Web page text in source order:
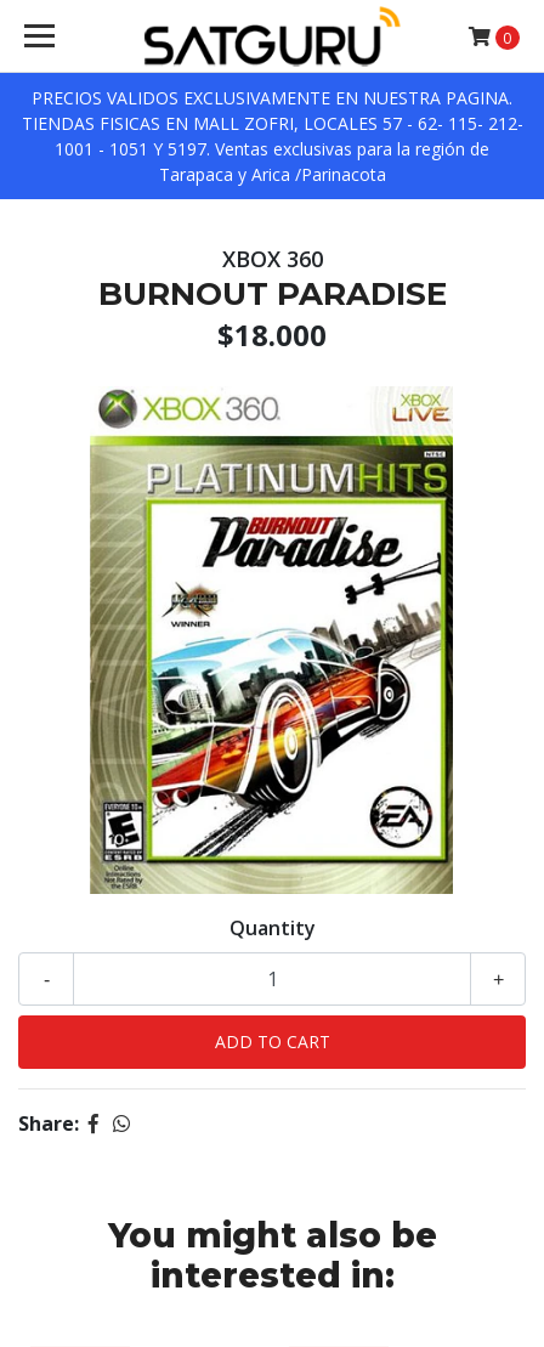
PRECIOS VALIDOS EXCLUSIVAMENTE EN NUESTRA PAGINA.
TIENDAS FISICAS EN MALL ZOFRI, LOCALES 57 - 62- 115- 212-
1001 - 1051 Y 5197. Ventas exclusivas para la región de
Tarapaca y Arica /Parinacota
0
XBOX 360
BURNOUT PARADISE
$18.000
Quantity
+
-
Share:
You might also be
interested in: